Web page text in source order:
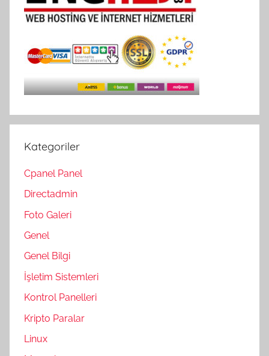
Kategoriler
Cpanel Panel
Directadmin
Foto Galeri
Genel
Genel Bilgi
İşletim Sistemleri
Kontrol Panelleri
Kripto Paralar
Linux